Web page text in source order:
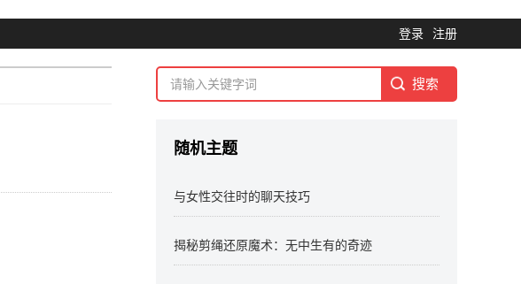
登录 注册
随机主题
与女性交往时的聊天技巧
揭秘剪绳还原魔术：无中生有的奇迹